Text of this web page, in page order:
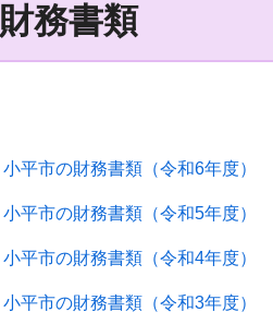
財務書類
小平市の財務書類（令和6年度）
小平市の財務書類（令和5年度）
小平市の財務書類（令和4年度）
小平市の財務書類（令和3年度）